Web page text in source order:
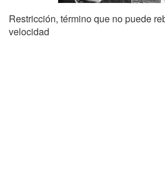
Restricción, término que no puede
velocidad